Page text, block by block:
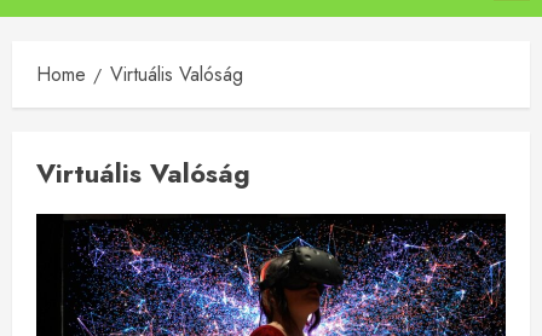
Menu
Home Virtuális Valóság
Virtuális Valóság